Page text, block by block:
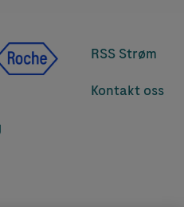
RSS Strøm
Kontakt oss